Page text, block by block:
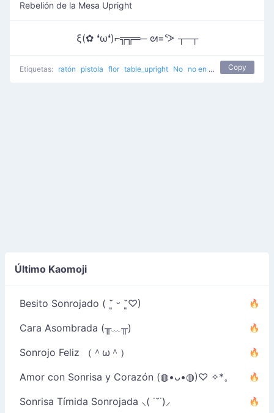
Rebelión de la Mesa Upright
ξ(✿ ❛ω❛)⌐╦╦═─ ᘛ=ᕐᐷ ┬─┬
Etiquetas: ratón pistola flor table_upright No no en mi casa Copy
Último Kaomoji
Besito Sonrojado ( ˘͈ ᵕ ˘͈♡)
Cara Asombrada (╥﹏╥)
Sonrojo Feliz （＾ω＾）
Amor con Sonrisa y Corazón (◍•ᴗ•◍)♡ ✧*。
Sonrisa Tímida Sonrojada ⸜( ˙˘˙)⸝